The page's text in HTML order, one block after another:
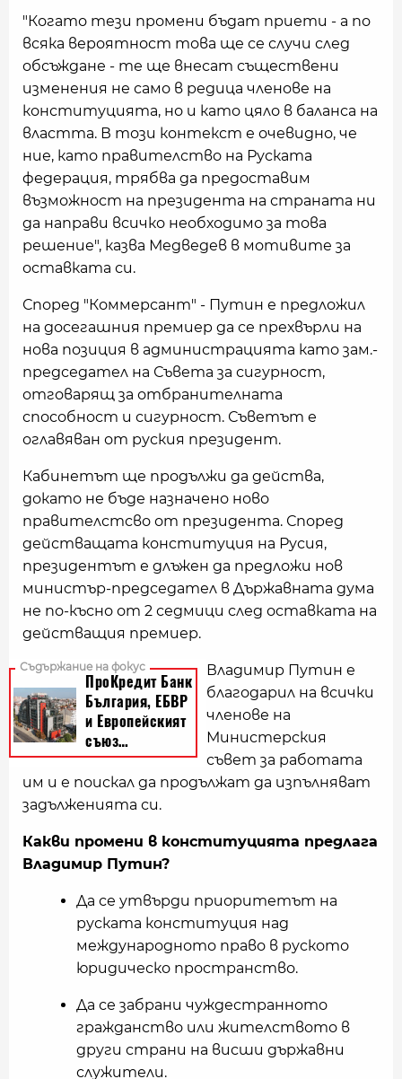
"Когато тези промени бъдат приети - а по
всяка вероятност това ще се случи след
обсъждане - те ще внесат съществени
изменения не само в редица членове на
конституцията, но и като цяло в баланса на
властта. В този контекст е очевидно, че
ние, като правителство на Руската
федерация, трябва да предоставим
възможност на президента на страната ни
да направи всичко необходимо за това
решение", казва Медведев в мотивите за
оставката си.
Според "Коммерсант" - Путин е предложил
на досегашния премиер да се прехвърли на
нова позиция в администрацията като зам.-
председател на Съвета за сигурност,
отговарящ за отбранителната
способност и сигурност. Съветът е
оглавяван от руския президент.
Кабинетът ще продължи да действа,
докато не бъде назначено ново
правителстсво от президента. Според
действащата конституция на Русия,
президентът е длъжен да предложи нов
министър-председател в Държавната дума
не по-късно от 2 седмици след оставката на
действащия премиер.
Владимир Путин е
благодарил на всички
членове на
Министерския
съвет за работата
им и е поискал да продължат да изпълняват
задълженията си.
Какви промени в конституцията предлага
Владимир Путин?
Да се утвърди приоритетът на
руската конституция над
международното право в руското
юридическо пространство.
Да се забрани чуждестранното
гражданство или жителството в
други страни на висши държавни
служители.